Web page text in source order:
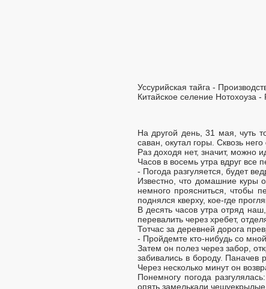
Уссурийская тайга -
Китайское селение Нотохоуза
На другой день, 31 мая, чуть
саван, окутал горы. Сквозь
Раз доходя нет, значит, можно
Часов в восемь утра вдруг все
- Погода разгуляется, будет
Известно, что домашние куры
немного проясниться, чтобы
поднялся кверху, кое-где
В десять часов утра отряд
перевалить через хребет,
Тотчас за деревней дорога
- Пройдемте кто-нибудь со
Затем он полез через забор,
забивались в бороду. Паначев
Через несколько минут он
Понемногу погода
опять замелькали чешуекрылые.